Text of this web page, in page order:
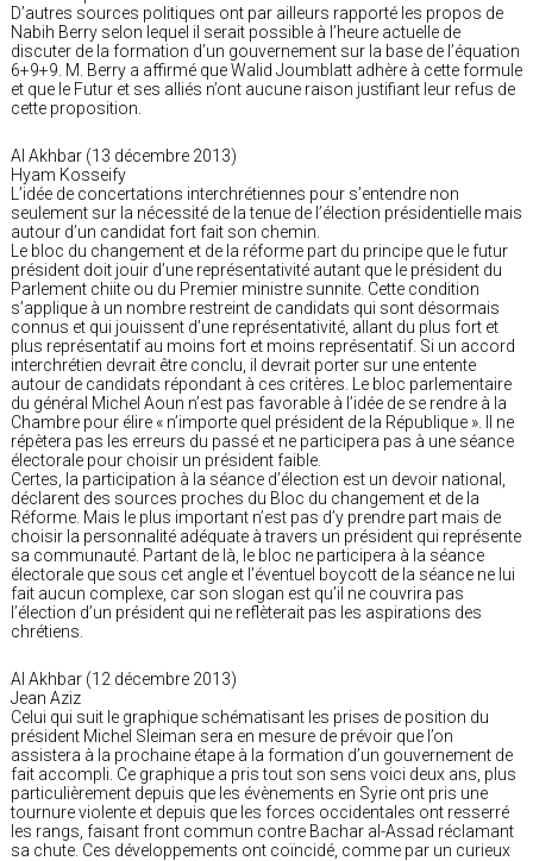
D’autres sources politiques ont par ailleurs rapporté les propos de
Nabih Berry selon lequel il serait possible à l’heure actuelle de
discuter de la formation d’un gouvernement sur la base de l’équation
6+9+9. M. Berry a affirmé que Walid Joumblatt adhère à cette formule
et que le Futur et ses alliés n’ont aucune raison justifiant leur refus de
cette proposition.
Al Akhbar (13 décembre 2013)
Hyam Kosseify
L’idée de concertations interchrétiennes pour s’entendre non
seulement sur la nécessité de la tenue de l’élection présidentielle mais
autour d’un candidat fort fait son chemin.
Le bloc du changement et de la réforme part du principe que le futur
président doit jouir d’une représentativité autant que le président du
Parlement chiite ou du Premier ministre sunnite. Cette condition
s’applique à un nombre restreint de candidats qui sont désormais
connus et qui jouissent d’une représentativité, allant du plus fort et
plus représentatif au moins fort et moins représentatif. Si un accord
interchrétien devrait être conclu, il devrait porter sur une entente
autour de candidats répondant à ces critères. Le bloc parlementaire
du général Michel Aoun n’est pas favorable à l’idée de se rendre à la
Chambre pour élire « n’importe quel président de la République ». Il ne
répètera pas les erreurs du passé et ne participera pas à une séance
électorale pour choisir un président faible.
Certes, la participation à la séance d’élection est un devoir national,
déclarent des sources proches du Bloc du changement et de la
Réforme. Mais le plus important n’est pas d’y prendre part mais de
choisir la personnalité adéquate à travers un président qui représente
sa communauté. Partant de là, le bloc ne participera à la séance
électorale que sous cet angle et l’éventuel boycott de la séance ne lui
fait aucun complexe, car son slogan est qu’il ne couvrira pas
l’élection d’un président qui ne reflèterait pas les aspirations des
chrétiens.
Al Akhbar (12 décembre 2013)
Jean Aziz
Celui qui suit le graphique schématisant les prises de position du
président Michel Sleiman sera en mesure de prévoir que l’on
assistera à la prochaine étape à la formation d’un gouvernement de
fait accompli. Ce graphique a pris tout son sens voici deux ans, plus
particulièrement depuis que les évènements en Syrie ont pris une
tournure violente et depuis que les forces occidentales ont resserré
les rangs, faisant front commun contre Bachar al-Assad réclamant
sa chute. Ces développements ont coïncidé, comme par un curieux